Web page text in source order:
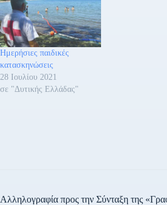
Ημερήσιες παιδικές
κατασκηνώσεις
28 Ιουλίου 2021
σε "Δυτικής Ελλάδας"
Αλληλογραφία προς την Σύνταξη της